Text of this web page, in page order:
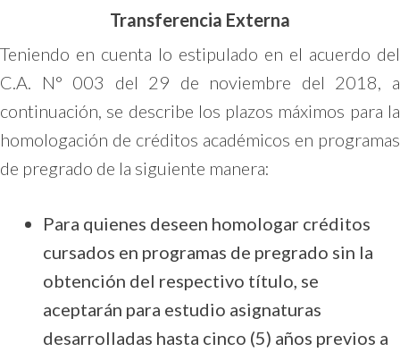
Transferencia Externa
Teniendo en cuenta lo estipulado en el acuerdo del
C.A. N° 003 del 29 de noviembre del 2018, a
continuación, se describe los plazos máximos para la
homologación de créditos académicos en programas
de pregrado de la siguiente manera:
Para quienes deseen homologar créditos
cursados en programas de pregrado sin la
obtención del respectivo título, se
aceptarán para estudio asignaturas
desarrolladas hasta cinco (5) años previos a